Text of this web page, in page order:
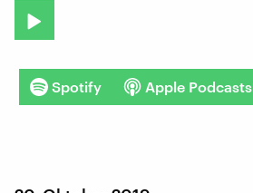
Spotify Apple Podcasts